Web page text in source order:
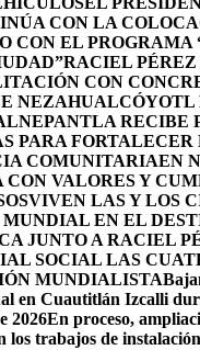
CON LA
CON EL
RACIEL
CON
NEZAHUALCÓYOTL
RECIBE
PARA FORTALECER
COMUNITARIAEN
CON VALORES Y
VIVEN LAS Y LOS
MUNDIAL EN EL
JUNTO A RACIEL
SOCIAL LAS
MUNDIALISTA
en Cuautitlán Izcalli
2026En proceso,
los trabajos de